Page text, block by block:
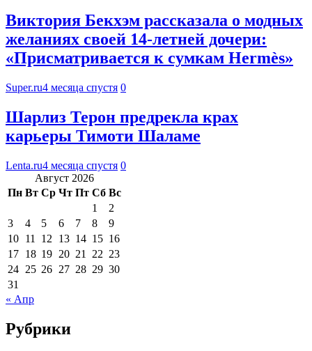
Виктория Бекхэм рассказала о модных
желаниях своей 14-летней дочери:
«Присматривается к сумкам Hermès»
Super.ru4 месяца спустя 0
Шарлиз Терон предрекла крах
карьеры Тимоти Шаламе
Lenta.ru4 месяца спустя 0
Август 2026
Пн Вт Ср Чт Пт Сб Вс
1
2
3
4 5 6 7 8
9
10 11 12 13 14 15 16
17 18 19 20 21 22 23
24 25 26 27 28 29 30
31
« Апр
Рубрики